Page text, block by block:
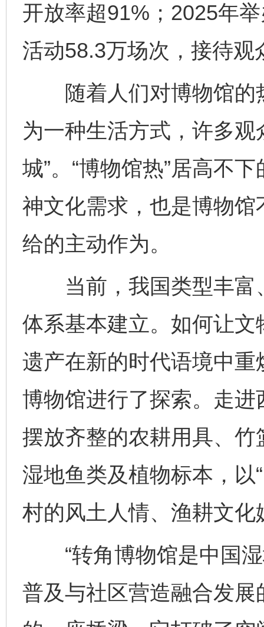
开放率超91%；2025年
活动58.3万场次，接待观
随着人们对博物馆的
为一种生活方式，许多
城”。“博物馆热”居高不
神文化需求，也是博物
给的主动作为。
当前，我国类型丰富
体系基本建立。如何让
遗产在新的时代语境中
博物馆进行了探索。走进
摆放齐整的农耕用具、
湿地鱼类及植物标本，以
村的风土人情、渔耕文化
“转角博物馆是中国湿
普及与社区营造融合发